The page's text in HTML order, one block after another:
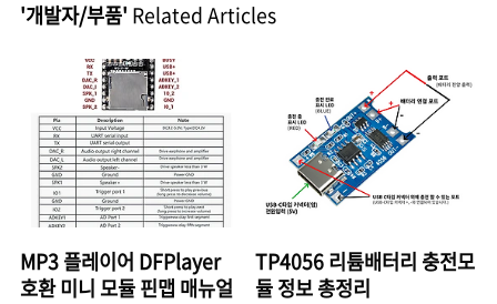
'개발자/부품' Related Articles
MP3 플레이어 DFPlayer
호환 미니 모듈 핀맵 매뉴얼
TP4056 리튬배터리 충전모
듈 정보 총정리